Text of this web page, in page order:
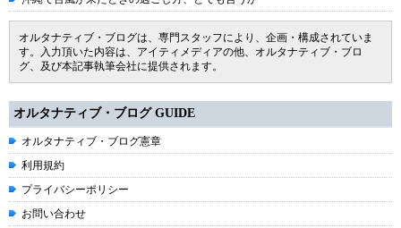
オルタナティブ・ブログは、専門スタッフにより、企画・構成されていま
す。入力頂いた内容は、アイティメディアの他、オルタナティブ・ブロ
グ、及び本記事執筆会社に提供されます。
オルタナティブ・ブログ GUIDE
オルタナティブ・ブログ憲章
利用規約
プライバシーポリシー
お問い合わせ